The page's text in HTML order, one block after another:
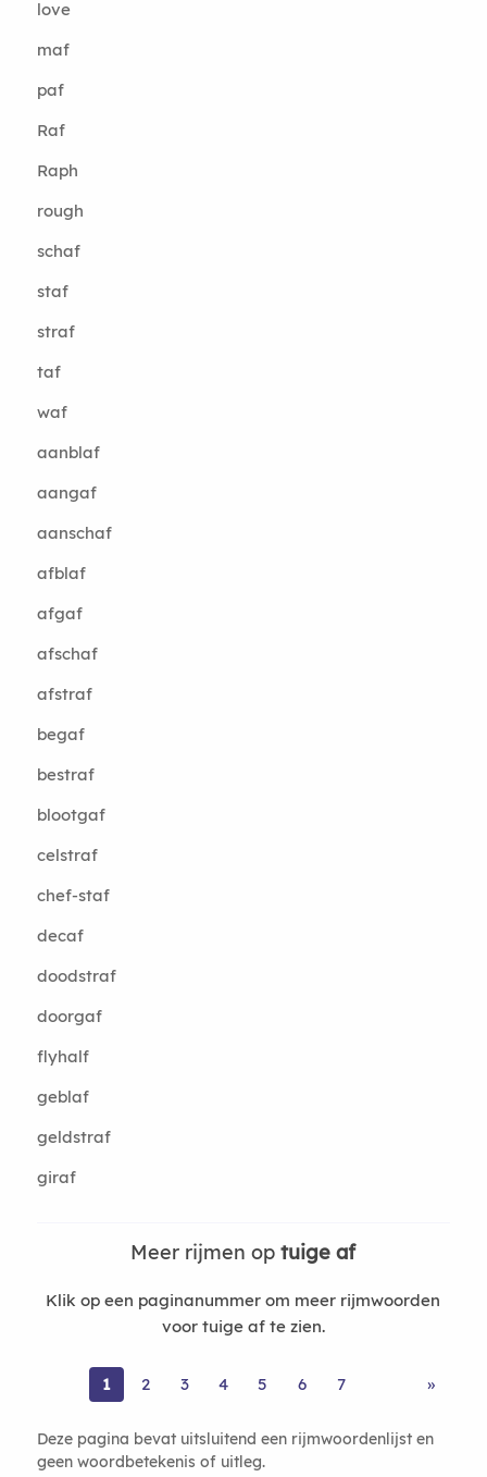
love
maf
paf
Raf
Raph
rough
schaf
staf
straf
taf
waf
aanblaf
aangaf
aanschaf
afblaf
afgaf
afschaf
afstraf
begaf
bestraf
blootgaf
celstraf
chef-staf
decaf
doodstraf
doorgaf
flyhalf
geblaf
geldstraf
giraf
Meer rijmen optuige af
Klik op een paginanummer om meer rijmwoorden
voor tuige af te zien.
1 2 3 4 5 6 7 »
Deze pagina bevat uitsluitend een rijmwoordenlijst en
geen woordbetekenis of uitleg.